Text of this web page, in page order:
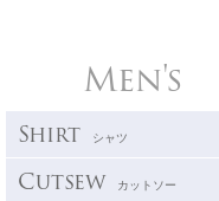
Men's
Shirt シャツ
Cutsew カットソー